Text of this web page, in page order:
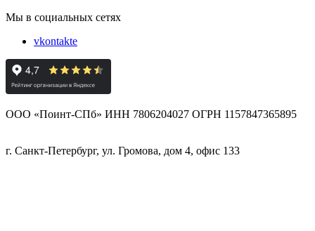
Мы в социальных сетях
vkontakte
ООО «Поинт-СПб» ИНН 7806204027 ОГРН 1157847365895
г. Санкт-Петербург, ул. Громова, дом 4, офис 133